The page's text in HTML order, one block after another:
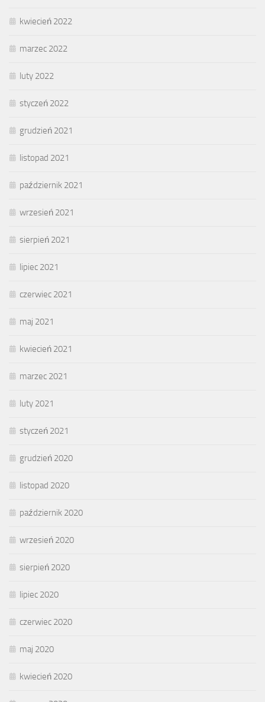
kwiecień 2022
marzec 2022
luty 2022
styczeń 2022
grudzień 2021
listopad 2021
październik 2021
wrzesień 2021
sierpień 2021
lipiec 2021
czerwiec 2021
maj 2021
kwiecień 2021
marzec 2021
luty 2021
styczeń 2021
grudzień 2020
listopad 2020
październik 2020
wrzesień 2020
sierpień 2020
lipiec 2020
czerwiec 2020
maj 2020
kwiecień 2020